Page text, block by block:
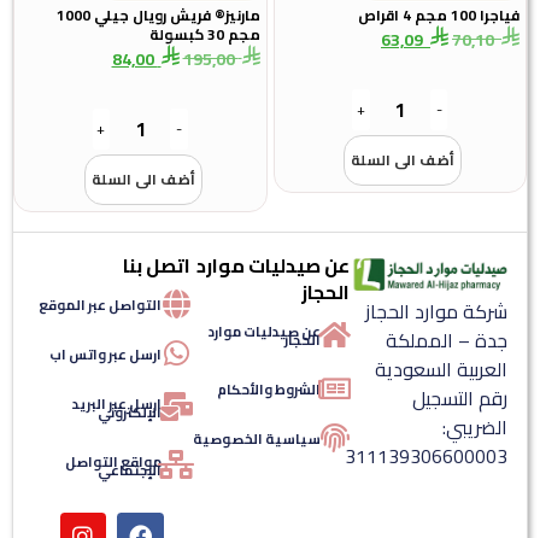
100 مجم 4 اقراص
70,10
63,09
أضف الى السلة
مارنيز® فريش رويال جيلي 1000
مجم 30 كبسولة
195,00
84,00
أضف الى السلة
شركة موارد الحجاز
جدة – المملكة
العربية السعودية
رقم التسجيل
الضريبي:
311139306600003
عن صيدليات موارد
الحجاز
عن صيدليات موارد
الحجاز
الشروط والأحكام
سياسية الخصوصية
اتصل بنا
التواصل عبر الموقع
ارسل عبر واتس اب
ارسل عبر البريد
الإلكتروني
مواقع التواصل
الإجتماعي